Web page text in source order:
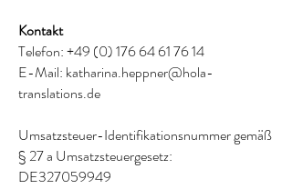
Kontakt
Telefon:+49 (0) 176 64 61 76 14
E-Mail: katharina.heppner@hola-
translations.de
Umsatzsteuer-Identifikationsnummer gemäß
§ 27 a Umsatzsteuergesetz:
DE327059949